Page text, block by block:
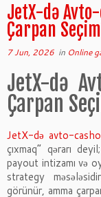
JetX-də
Çarpan
7 Jun, 2026 in Online
JetX-də
Çarpan
JetX-də avto-
çıxmaq” qərarı
payout intizamı və
strategy
görünür, amma